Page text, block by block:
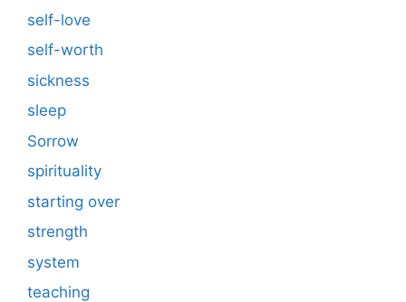
self-love
self-worth
sickness
sleep
Sorrow
spirituality
starting over
strength
system
teaching